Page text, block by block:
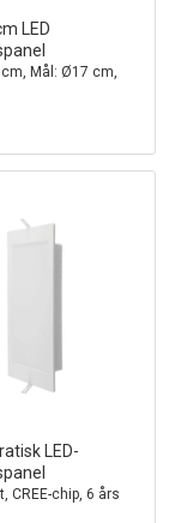
LED
Mål: Ø17 cm,
chip
LED-
CREE-chip, 6 års